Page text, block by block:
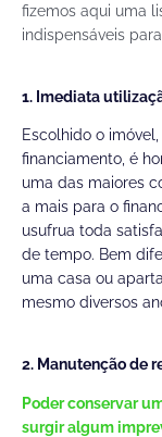
fizemos aqui uma
indispensáveis
1. Imediata
Escolhido o
financiamento, é
uma das maiores
a mais para o
usufrua toda
de tempo. Bem
uma casa ou
mesmo diversos
2. Manutenção de
Poder conservar
surgir algum